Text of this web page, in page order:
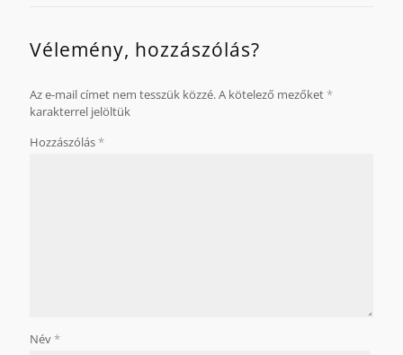
Vélemény, hozzászólás?
Az e-mail címet nem tesszük közzé.A kötelező mezőket*
karakterrel jelöltük
Hozzászólás*
Név*